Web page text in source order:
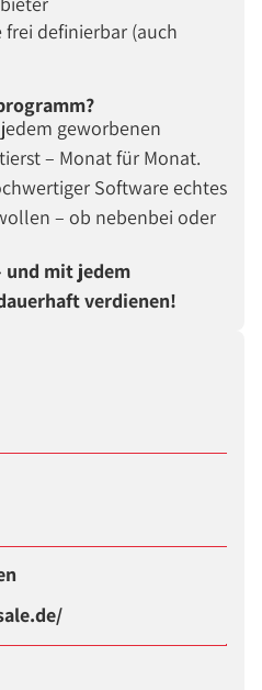
definierbar (auch
geworbenen
– Monat für Monat.
Software echtes
– ob nebenbei oder
und mit jedem
verdienen!